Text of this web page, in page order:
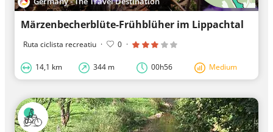
Märzenbecherblüte-Frühblüher im Lippachtal
Ruta ciclista recreatiu · 0 ·
14,1 km 344 m 00h56 Medium